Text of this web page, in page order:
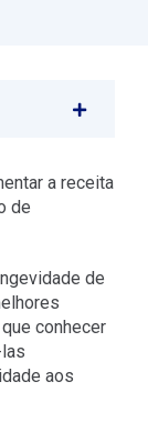
a receita
de
de
conhecer
aos